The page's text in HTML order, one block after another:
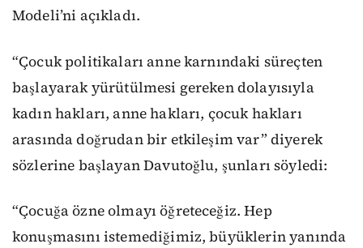
Modeli’ni açıkladı.
“Çocuk politikaları anne karnındaki süreçten
başlayarak yürütülmesi gereken dolayısıyla
kadın hakları, anne hakları, çocuk hakları
arasında doğrudan bir etkileşim var” diyerek
sözlerine başlayan Davutoğlu, şunları söyledi:
“Çocuğa özne olmayı öğreteceğiz. Hep
konuşmasını istemediğimiz, büyüklerin yanında